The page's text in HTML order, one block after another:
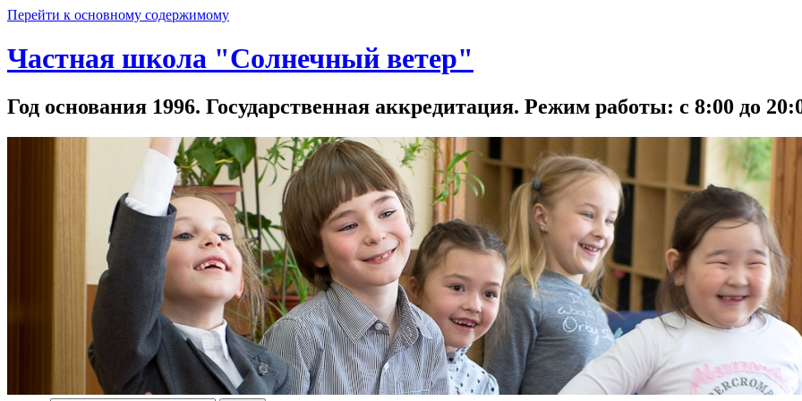
Перейти к основному содержимому
Частная школа "Солнечный ветер"
Год основания 1996. Государственная аккредитация. Режим работы: с 8:00 до